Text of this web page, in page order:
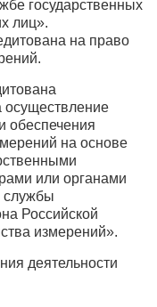
государственных
лиц».
на право
осуществление
обеспечения
на основе
или органами
службы
Российской
измерений».
деятельности